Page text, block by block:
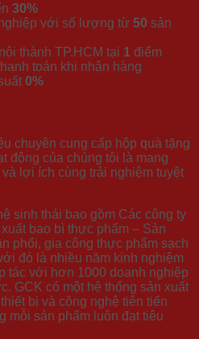
30%
với số lượng từ 50 sản
thành TP.HCM tại 1 điểm
toán khi nhận hàng
0%
chuyên cung cấp hộp quà tặng
động của chúng tôi là mang
lợi ích cùng trải nghiệm tuyệt
sinh thái bao gồm Các công ty
bao bì thực phẩm – Sản
phối, gia công thực phẩm sạch
đó là nhiều năm kinh nghiệm
tác với hơn 1000 doanh nghiệp
GCK có một hệ thống sản xuất
bị và công nghệ tiên tiến
mỗi sản phẩm luôn đạt tiêu